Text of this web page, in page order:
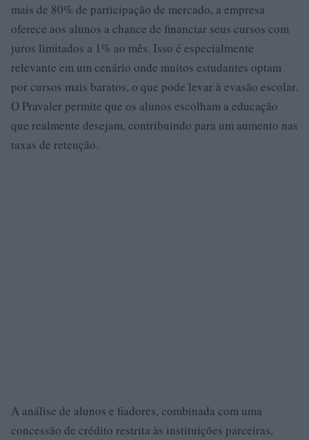
mais de 80% de participação de mercado, a empresa
oferece aos alunos a chance de financiar seus cursos com
juros limitados a 1% ao mês. Isso é especialmente
relevante em um cenário onde muitos estudantes optam
por cursos mais baratos, o que pode levar à evasão escolar.
O Pravaler permite que os alunos escolham a educação
que realmente desejam, contribuindo para um aumento nas
taxas de retenção.
A análise de alunos e fiadores, combinada com uma
concessão de crédito restrita às instituições parceiras,